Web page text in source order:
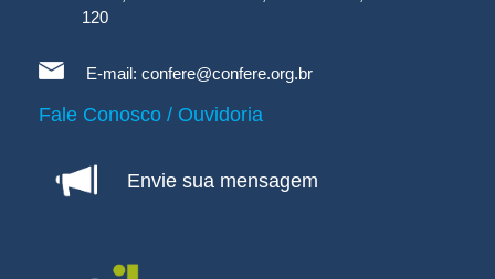
120
E-mail: confere@confere.org.br
Fale Conosco / Ouvidoria
Envie sua mensagem